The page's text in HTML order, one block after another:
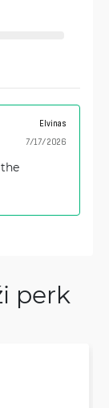
Elvinas
7/17/2026
perk